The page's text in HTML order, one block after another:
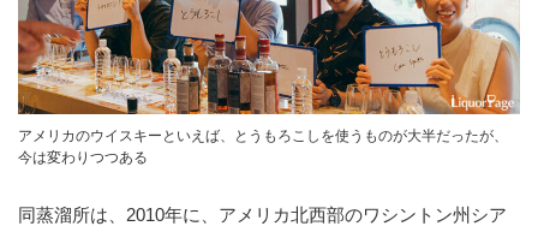
アメリカのウイスキーといえば、とうもろこしを使うものが大半だったが、
今は変わりつつある
同蒸溜所は、2010年に、アメリカ北西部のワシントン州シア